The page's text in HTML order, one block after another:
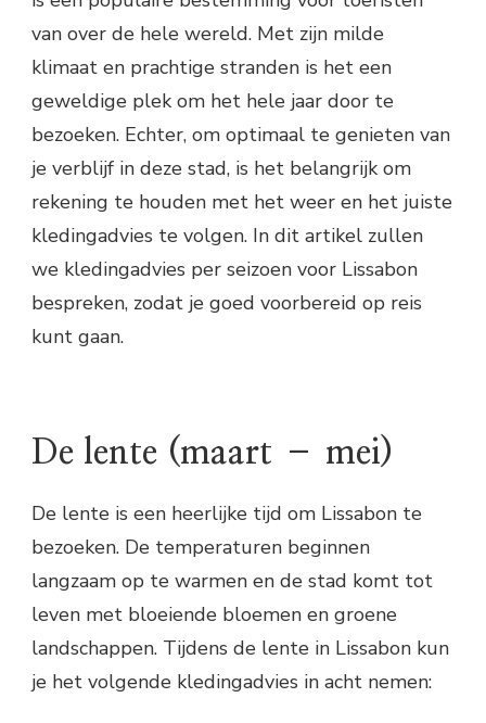
van over de hele wereld. Met zijn milde
klimaat en prachtige stranden is het een
geweldige plek om het hele jaar door te
bezoeken. Echter, om optimaal te genieten van
je verblijf in deze stad, is het belangrijk om
rekening te houden met het weer en het juiste
kledingadvies te volgen. In dit artikel zullen
we kledingadvies per seizoen voor Lissabon
bespreken, zodat je goed voorbereid op reis
kunt gaan.
De lente (maart – mei)
De lente is een heerlijke tijd om Lissabon te
bezoeken. De temperaturen beginnen
langzaam op te warmen en de stad komt tot
leven met bloeiende bloemen en groene
landschappen. Tijdens de lente in Lissabon kun
je het volgende kledingadvies in acht nemen: